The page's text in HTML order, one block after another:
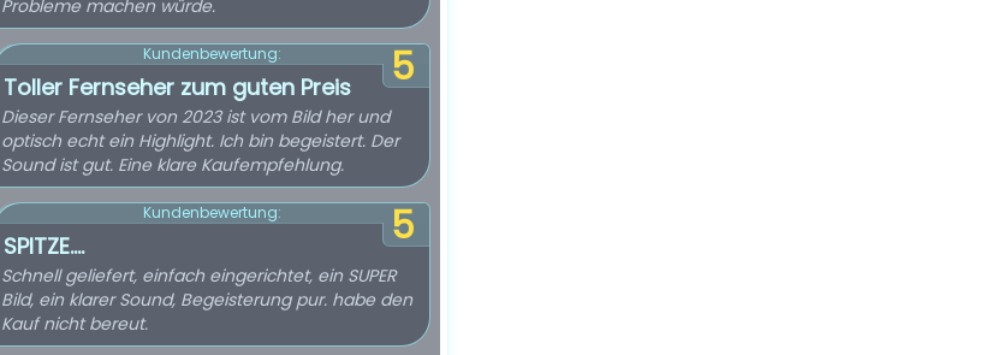
Probleme machen würde.
5
Kundenbewertung:
Toller Fernseher zum guten Preis
Dieser Fernseher von 2023 ist vom Bild her und
optisch echt ein Highlight. Ich bin begeistert. Der
Sound ist gut. Eine klare Kaufempfehlung.
5
Kundenbewertung:
SPITZE....
Schnell geliefert, einfach eingerichtet, ein SUPER
Bild, ein klarer Sound, Begeisterung pur. habe den
Kauf nicht bereut.